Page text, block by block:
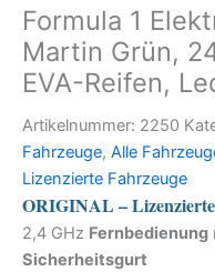
Formula 1
Martin Grün,
EVA-Reifen,
Artikelnummer: 2250
Fahrzeuge, Alle
Lizenzierte Fahrzeuge
ORIGINAL –
2,4 GHz Fernbedienung
Sicherheitsgurt